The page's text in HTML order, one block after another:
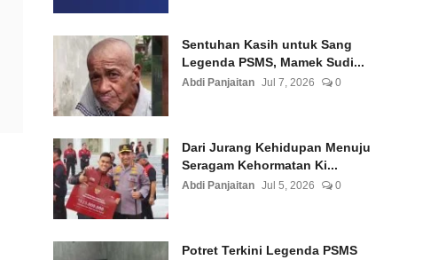
Sentuhan Kasih untuk Sang
Legenda PSMS, Mamek Sudi...
Abdi Panjaitan Jul 7, 2026 0
Dari Jurang Kehidupan Menuju
Seragam Kehormatan Ki...
Abdi Panjaitan Jul 5, 2026 0
Potret Terkini Legenda PSMS